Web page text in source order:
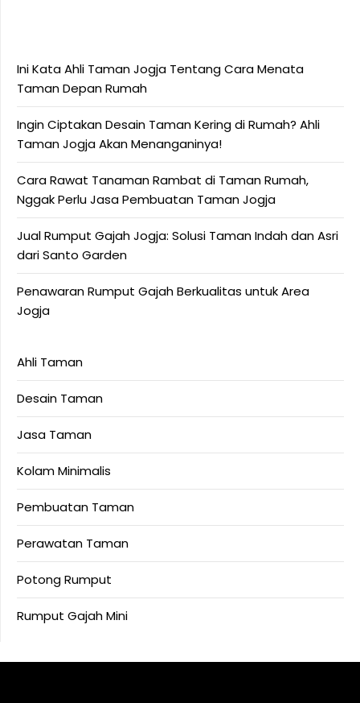
Ini Kata Ahli Taman Jogja Tentang Cara Menata
Taman Depan Rumah
Ingin Ciptakan Desain Taman Kering di Rumah? Ahli
Taman Jogja Akan Menanganinya!
Cara Rawat Tanaman Rambat di Taman Rumah,
Nggak Perlu Jasa Pembuatan Taman Jogja
Jual Rumput Gajah Jogja: Solusi Taman Indah dan Asri
dari Santo Garden
Penawaran Rumput Gajah Berkualitas untuk Area
Jogja
Ahli Taman
Desain Taman
Jasa Taman
Kolam Minimalis
Pembuatan Taman
Perawatan Taman
Potong Rumput
Rumput Gajah Mini